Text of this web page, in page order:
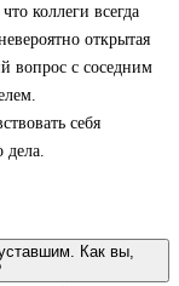
коллеги всегда
открытая
вопрос с соседним
себя
Как вы,